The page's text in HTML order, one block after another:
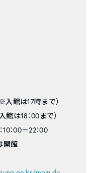
※入館は17時まで）
館は18：00まで）
：00－22：00
開館